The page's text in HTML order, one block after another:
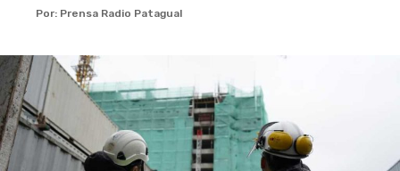
Por: Prensa Radio Patagual